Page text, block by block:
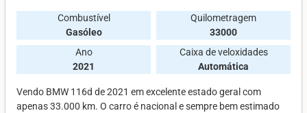
Combustível
Gasóleo
Quilometragem
33000
Ano
2021
Caixa de veloxidades
Automática
Vendo BMW 116d de 2021 em excelente estado geral com
apenas 33.000 km. O carro é nacional e sempre bem estimado